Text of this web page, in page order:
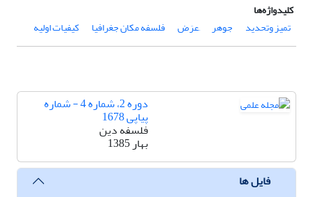
کلیدواژه‌ها
تمیز وتحدید
جوهر َعرَض فلسفه مکان جغرافیا کیفیات اولیه
دوره 2، شماره 4 - شماره
پیاپی 1678
فلسفه دین
بهار 1385
فایل ها